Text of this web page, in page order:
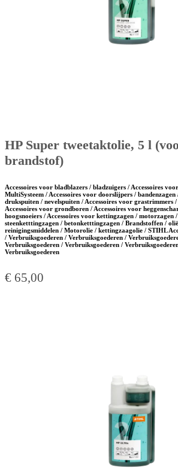
HP Super tweetaktolie, 5 l
brandstof)
Accessoires voor bladblazers / bladzuigers / Accessoires
MultiSysteem / Accessoires voor doorslijpers / bandenzagen
drukspuiten / nevelspuiten / Accessoires voor grastrimmers
Accessoires voor grondboren / Accessoires voor
hoogsnoeiers / Accessoires voor kettingzagen / motorzagen
steenketttingzagen / betonketttingzagen / Brandstoffen /
reinigingsmiddelen / Motorolie / kettingzaagolie / STIHL
/ Verbruiksgoederen / Verbruiksgoederen /
Verbruiksgoederen / Verbruiksgoederen /
Verbruiksgoederen
€ 65,00